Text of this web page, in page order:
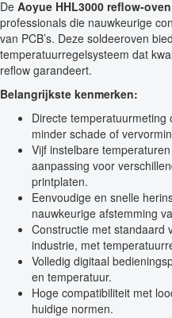
De Aoyue HHL3000 reflow-oven
professionals die nauwkeurige
van PCB’s. Deze soldeeroven
temperatuurregelsysteem dat
reflow garandeert.
Belangrijkste kenmerken:
Directe temperatuurmeting
minder schade of
Vijf instelbare
aanpassing voor
printplaten.
Eenvoudige en snelle
nauwkeurige afstemming
Constructie met standaard
industrie, met
Volledig digitaal
en temperatuur.
Hoge compatibiliteit met
huidige normen.